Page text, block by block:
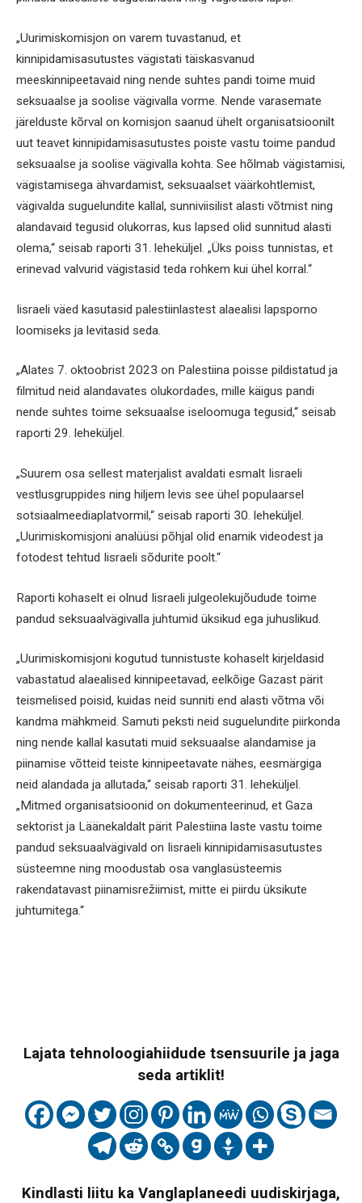
„Uurimiskomisjon on varem tuvastanud, et
kinnipidamisasutustes vägistati täiskasvanud
meeskinnipeetavaid ning nende suhtes pandi toime muid
seksuaalse ja soolise vägivalla vorme. Nende varasemate
järelduste kõrval on komisjon saanud ühelt organisatsioonilt
uut teavet kinnipidamisasutustes poiste vastu toime pandud
seksuaalse ja soolise vägivalla kohta. See hõlmab vägistamisi,
vägistamisega ähvardamist, seksuaalset väärkohtlemist,
vägivalda suguelundite kallal, sunniviisilist alasti võtmist ning
alandavaid tegusid olukorras, kus lapsed olid sunnitud alasti
olema,“ seisab raporti 31. leheküljel. „Üks poiss tunnistas, et
erinevad valvurid vägistasid teda rohkem kui ühel korral.“
Iisraeli väed kasutasid palestiinlastest alaealisi lapsporno
loomiseks ja levitasid seda.
„Alates 7. oktoobrist 2023 on Palestiina poisse pildistatud ja
filmitud neid alandavates olukordades, mille käigus pandi
nende suhtes toime seksuaalse iseloomuga tegusid,“ seisab
raporti 29. leheküljel.
„Suurem osa sellest materjalist avaldati esmalt Iisraeli
vestlusgruppides ning hiljem levis see ühel populaarsel
sotsiaalmeediaplatvormil,“ seisab raporti 30. leheküljel.
„Uurimiskomisjoni analüüsi põhjal olid enamik videodest ja
fotodest tehtud Iisraeli sõdurite poolt.“
Raporti kohaselt ei olnud Iisraeli julgeolekujõudude toime
pandud seksuaalvägivalla juhtumid üksikud ega juhuslikud.
„Uurimiskomisjoni kogutud tunnistuste kohaselt kirjeldasid
vabastatud alaealised kinnipeetavad, eelkõige Gazast pärit
teismelised poisid, kuidas neid sunniti end alasti võtma või
kandma mähkmeid. Samuti peksti neid suguelundite piirkonda
ning nende kallal kasutati muid seksuaalse alandamise ja
piinamise võtteid teiste kinnipeetavate nähes, eesmärgiga
neid alandada ja allutada,“ seisab raporti 31. leheküljel.
„Mitmed organisatsioonid on dokumenteerinud, et Gaza
sektorist ja Läänekaldalt pärit Palestiina laste vastu toime
pandud seksuaalvägivald on Iisraeli kinnipidamisasutustes
süsteemne ning moodustab osa vanglasüsteemis
rakendatavast piinamisrežiimist, mitte ei piirdu üksikute
juhtumitega.“
Lajata tehnoloogiahiidude tsensuurile ja jaga
seda artiklit!
Kindlasti liitu ka Vanglaplaneedi uudiskirjaga,